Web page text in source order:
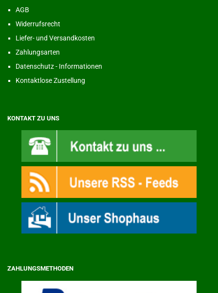
AGB
Widerrufsrecht
Liefer- und Versandkosten
Zahlungsarten
Datenschutz - Informationen
Kontaktlose Zustellung
KONTAKT ZU UNS
ZAHLUNGSMETHODEN